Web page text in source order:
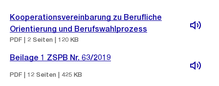
Kooperationsvereinbarung zu Berufliche
Orientierung und Berufswahlprozess
PDF | 2 Seiten | 120 KB
Beilage 1 ZSPB Nr. 63/2019
PDF | 12 Seiten | 425 KB